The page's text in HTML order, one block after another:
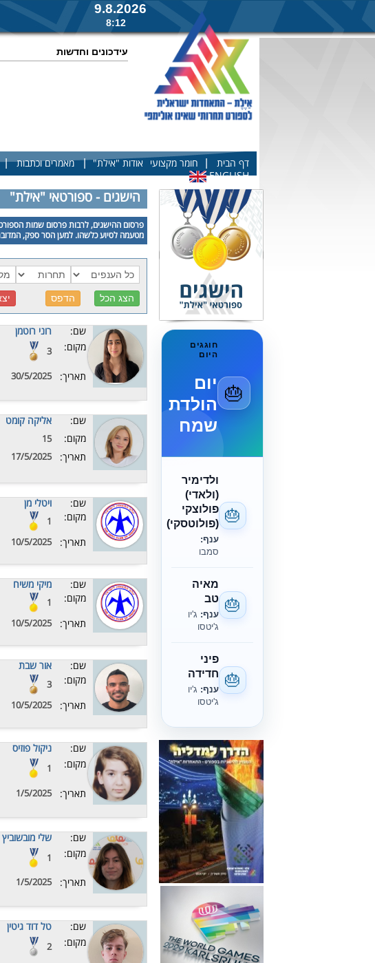
9.8.2026
8:12
עידכונים וחדשות
דף הבית חומר מקצועי אודות "אילת" | מאמרים וכתבות |
ENGLISH
🎂
חוגגים
היום
יום
הולדת
שמח
🎂
ולדימיר
(ולאדי)
פולוצקי
(פולוטסקי)
ענף:
סמבו
🎂
מאיה
טב
ענף: ג'יו
ג'יטסו
🎂
פיני
חדידה
ענף: ג'יו
ג'יטסו
הישגים - ספורטאי "אילת"
פרסום ההישגים, לרבות פרסום שמות
מטעמה לסיוע כלשהו. למען הסר ספק,
שם: רוני רוטמן
מקום: 3
תאריך: 30/5/2025
שם: אליקה קומט
מקום: 15
תאריך: 17/5/2025
שם: ויטלי מן
מקום: 1
תאריך: 10/5/2025
שם: מיקי משיח
מקום: 1
תאריך: 10/5/2025
שם: אור שבת
מקום: 3
תאריך: 10/5/2025
שם: ניקול פוזיס
מקום: 1
תאריך: 1/5/2025
שם: שלי מובשוביץ
מקום: 1
תאריך: 1/5/2025
שם: טל דוד גיטין
מקום: 2